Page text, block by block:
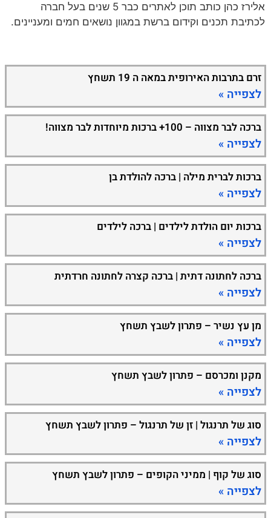
אלירז כהן כותב תוכן לאתרים כבר 5 שנים בעל חברה
לכתיבת תכנים וקידום ברשת במגוון נושאים חמים ומעניינים.
זרם בתרבות האירופית במאה ה 19 תשחץ
לצפייה »
ברכה לבר מצווה – 100+ ברכות מיוחדות לבר מצווה!
לצפייה »
ברכות לברית מילה | ברכה להולדת בן
לצפייה »
ברכות יום הולדת לילדים | ברכה לילדים
לצפייה »
ברכה לחתונה דתית | ברכה קצרה לחתונה חרדתית
לצפייה »
מן עץ נשיר – פתרון לשבץ תשחץ
לצפייה »
מקנן ומכרסם – פתרון לשבץ תשחץ
לצפייה »
סוג של תרנגול | זן של תרנגול – פתרון לשבץ תשחץ
לצפייה »
סוג של קוף | ממיני הקופים – פתרון לשבץ תשחץ
לצפייה »